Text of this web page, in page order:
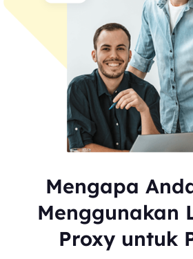
Mengapa
Menggunakan
Proxy untuk